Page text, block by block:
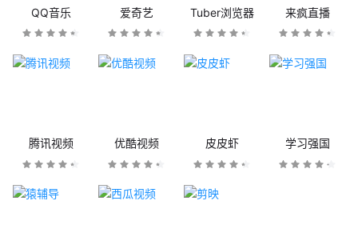
QQ音乐 爱奇艺 Tuber浏览器 来疯直播
腾讯视频 优酷视频 皮皮虾 学习强国